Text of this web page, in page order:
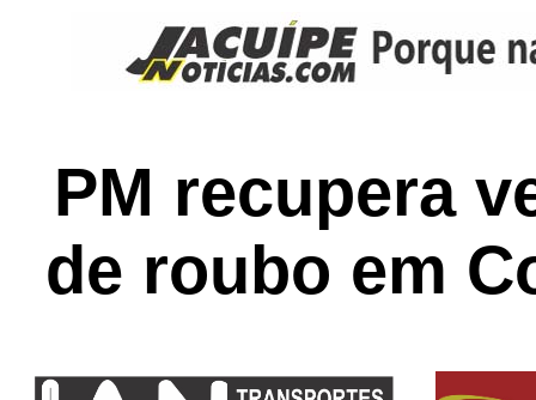
PM recupera
de roubo em